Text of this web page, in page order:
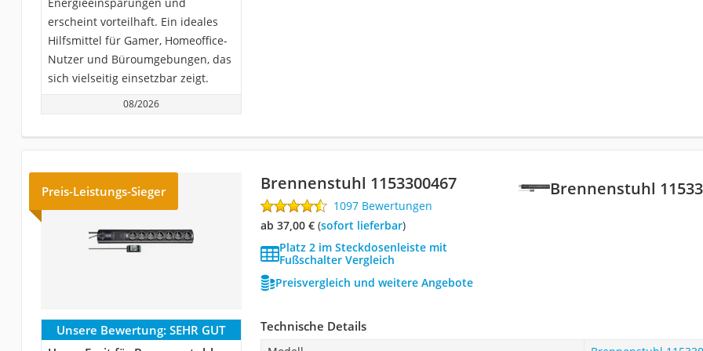
erscheint vorteilhaft. Ein ideales
Hilfsmittel für Gamer, Homeoffice-
Nutzer und Büroumgebungen, das
sich vielseitig einsetzbar zeigt.
08/2026
Brennenstuhl
Preis-Leistungs-Sieger Brennenstuhl 1153300467
1097 Bewertungen
ab 37,00 €( Sofort lieferbar)
Platz 2 im Steckdosenleiste mit
Fußschalter Vergleich
Preisvergleich und weitere Angebote
Unsere Bewertung: SEHR GUT
Technische Details